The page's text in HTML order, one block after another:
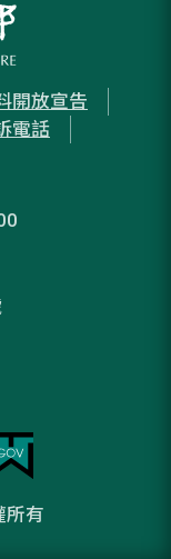
開放宣告
電話
所有